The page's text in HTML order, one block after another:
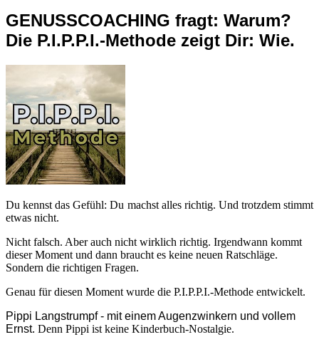
GENUSSCOACHING fragt: Warum?
Die P.I.P.P.I.-Methode zeigt Dir: Wie.
Du kennst das Gefühl: Du machst alles richtig. Und trotzdem stimmt
etwas nicht.
Nicht falsch. Aber auch nicht wirklich richtig. Irgendwann kommt
dieser Moment und dann braucht es keine neuen Ratschläge.
Sondern die richtigen Fragen.
Genau für diesen Moment wurde die P.I.P.P.I.-Methode entwickelt.
Pippi Langstrumpf - mit einem Augenzwinkern und vollem
Ernst. Denn Pippi ist keine Kinderbuch-Nostalgie.